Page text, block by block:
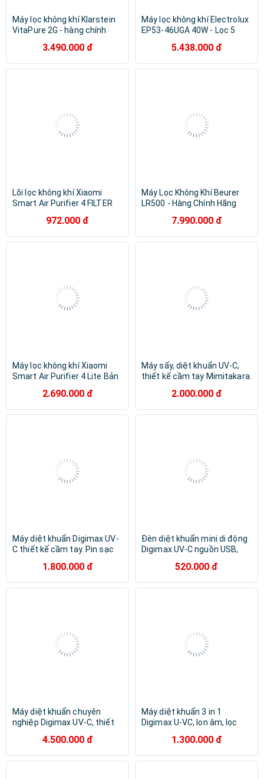
Máy lọc không khí Klarstein
VitaPure 2G - hàng chính
3.490.000 đ
Máy lọc không khí Electrolux
EP53-46UGA 40W - Lọc 5
sạch nhanh không khí, Phù
hợp phòng đến 52 m² - Hàng
Chính Hãng
5.438.000 đ
Lõi lọc không khí Xiaomi
Smart Air Purifier 4 FILTER
972.000 đ
Máy Lọc Không Khí Beurer
LR500 - Hàng Chính Hãng
7.990.000 đ
Máy lọc không khí Xiaomi
Smart Air Purifier 4 Lite Bản
2.690.000 đ
Máy sấy, diệt khuẩn UV-C,
thiết kế cầm tay Mimitakara.
221(Hàng nhập khẩu)
2.000.000 đ
Máy diệt khuẩn Digimax UV-
C thiết kế cầm tay. Pin sạc
1.800.000 đ
Đèn diệt khuẩn mini di động
Digimax UV-C nguồn USB,
(DP-3R1)520.000 đ
Máy diệt khuẩn chuyên
nghiệp Digimax UV-C, thiết
280m2 (DP-3EA) - Hàng
nhập khẩu
4.500.000 đ
Máy diệt khuẩn 3 in 1
Digimax U-VC, Ion âm, lọc
20m2,10.000hr, nguồn USB
5V (DP-3EB)
1.300.000 đ